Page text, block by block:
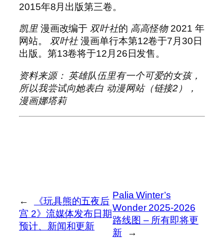
2015年8月出版第三卷。
凯里漫画改编于双叶社的 高高怪物2021 年
网站。 双叶社漫画单行本第12卷于7月30日
出版。第13卷将于12月26日发售。
资料来源： 英雄队伍里有一个可爱的女孩，
所以我尝试向她表白 动漫网站（链接2），
漫画娜塔莉
←
《玩具熊的五夜后
宫 2》流媒体发布日期
预计、新闻和更新
Palia Winter’s
Wonder 2025-2026
路线图 – 所有即将更
新
→